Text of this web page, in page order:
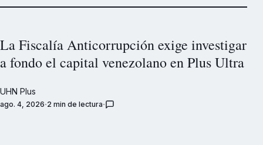
La Fiscalía Anticorrupción exige investigar
a fondo el capital venezolano en Plus Ultra
UHN Plus
ago. 4, 2026 2 min de lectura